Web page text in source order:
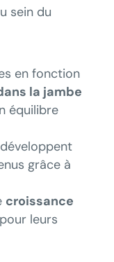
sein du
en fonction
la jambe
équilibre
grâce à
croissance
pour leurs